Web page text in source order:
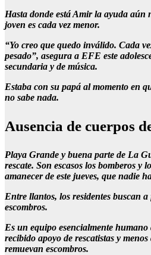
Hasta donde está Amir la ayuda aún
joven es cada vez menor.
“Yo creo que quedo inválido. Cada
pesado”, asegura a EFE este
secundaria y de música.
Estaba con su papá al momento en
no sabe nada.
Ausencia de cuerpos
Playa Grande y buena parte de La
rescate. Son escasos los bomberos y
amanecer de este jueves, que nadie
Entre llantos, los residentes buscan
escombros.
Es un equipo esencialmente
recibido apoyo de rescatistas y
remuevan escombros.